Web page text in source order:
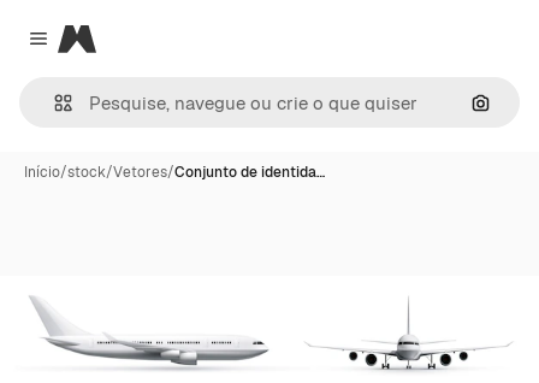
Close menu
Magnific
Início/stock/Vetores/Conjunto de identida…